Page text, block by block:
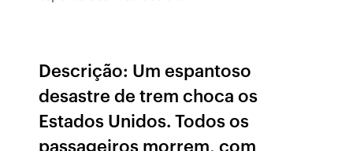
Descrição: Um espantoso
desastre de trem choca os
Estados Unidos. Todos os
passageiros morrem, com